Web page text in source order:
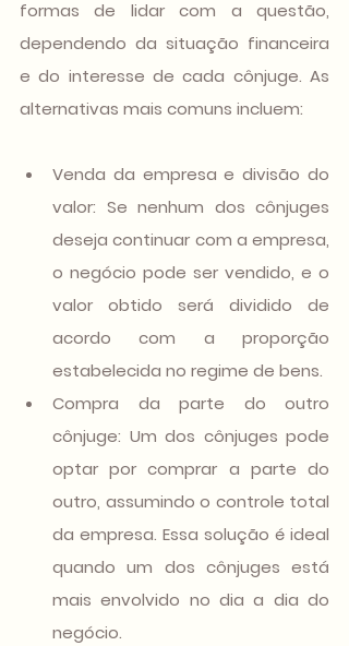
formas de lidar com a questão,
dependendo da situação financeira
e do interesse de cada cônjuge. As
alternativas mais comuns incluem:
Venda da empresa e divisão do
valor: Se nenhum dos cônjuges
deseja continuar com a empresa,
o negócio pode ser vendido, e o
valor obtido será dividido de
acordo com a proporção
estabelecida no regime de bens.
Compra da parte do outro
cônjuge: Um dos cônjuges pode
optar por comprar a parte do
outro, assumindo o controle total
da empresa. Essa solução é ideal
quando um dos cônjuges está
mais envolvido no dia a dia do
negócio.